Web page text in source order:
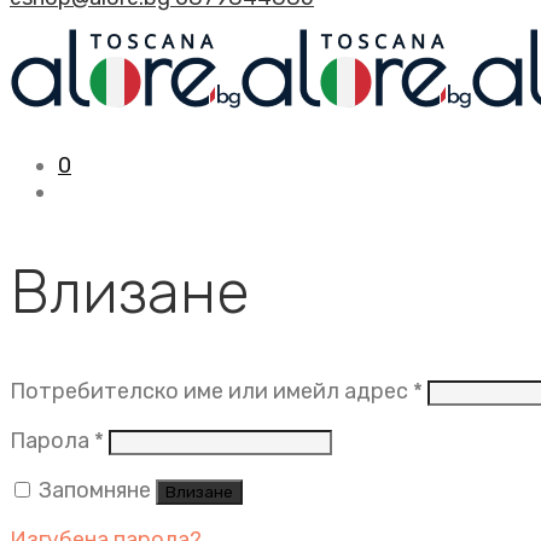
0
Влизане
Потребителско име или имейл адрес *
Парола * Задължително
Запомняне
Влизане